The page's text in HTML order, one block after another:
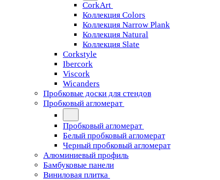
CorkArt
Коллекция Colors
Коллекция Narrow Plank
Коллекция Natural
Коллекция Slate
Corkstyle
Ibercork
Viscork
Wicanders
Пробковые доски для стендов
Пробковый агломерат
Пробковый агломерат
Белый пробковый агломерат
Черный пробковый агломерат
Алюминиевый профиль
Бамбуковые панели
Виниловая плитка